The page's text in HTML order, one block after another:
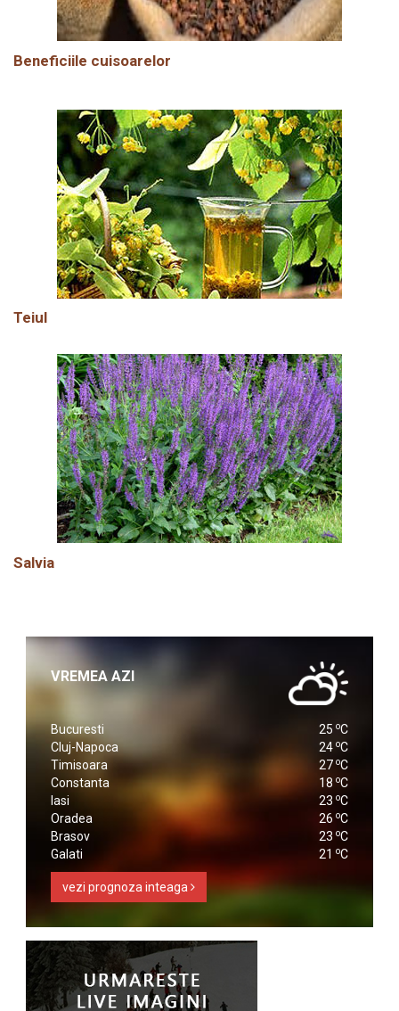
Beneficiile cuisoarelor
Teiul
Salvia
VREMEA AZI
Bucuresti 25 oC
Cluj-Napoca
24 oC
Timisoara
27 oC
Constanta
18 oC
Iasi
23 oC
Oradea
26 oC
Brasov
23 oC
Galati
21 oC
vezi prognoza inteaga